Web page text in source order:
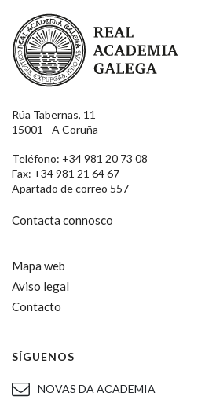
Real Academia Galega
Rúa Tabernas, 11
15001 - A Coruña
Teléfono: +34 981 20 73 08
Fax: +34 981 21 64 67
Apartado de correo 557
Contacta connosco
Mapa web
Aviso legal
Contacto
SÍGUENOS
NOVAS DA ACADEMIA